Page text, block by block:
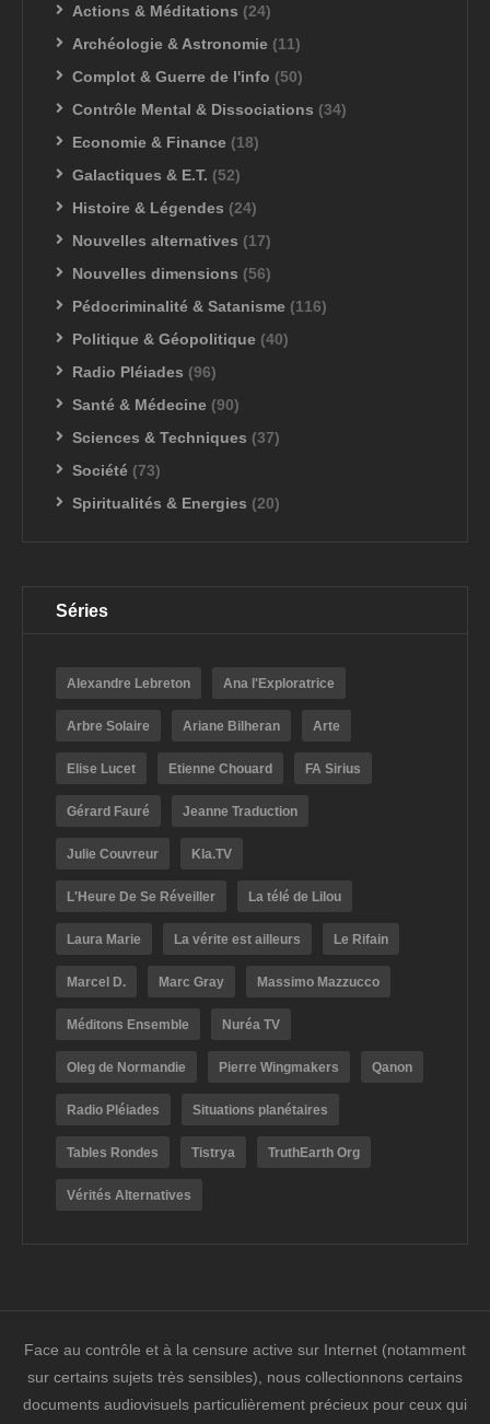
Actions & Méditations (24)
Archéologie & Astronomie (11)
Complot & Guerre de l'info (50)
Contrôle Mental & Dissociations (34)
Economie & Finance (18)
Galactiques & E.T. (52)
Histoire & Légendes (24)
Nouvelles alternatives (17)
Nouvelles dimensions (56)
Pédocriminalité & Satanisme (116)
Politique & Géopolitique (40)
Radio Pléiades (96)
Santé & Médecine (90)
Sciences & Techniques (37)
Société (73)
Spiritualités & Energies (20)
Séries
Alexandre Lebreton Ana l'Exploratrice
Arbre Solaire Ariane Bilheran Arte
Elise Lucet Etienne Chouard FA Sirius
Gérard Fauré Jeanne Traduction
Julie Couvreur Kla.TV
L'Heure De Se Réveiller La télé de Lilou
Laura Marie La vérite est ailleurs Le Rifain
Marcel D. Marc Gray Massimo Mazzucco
Méditons Ensemble Nuréa TV
Oleg de Normandie Pierre Wingmakers Qanon
Radio Pléiades Situations planétaires
Tables Rondes Tistrya TruthEarth Org
Vérités Alternatives
Face au contrôle et à la censure active sur Internet (notamment
sur certains sujets très sensibles), nous collectionnons certains
documents audiovisuels particulièrement précieux pour ceux qui